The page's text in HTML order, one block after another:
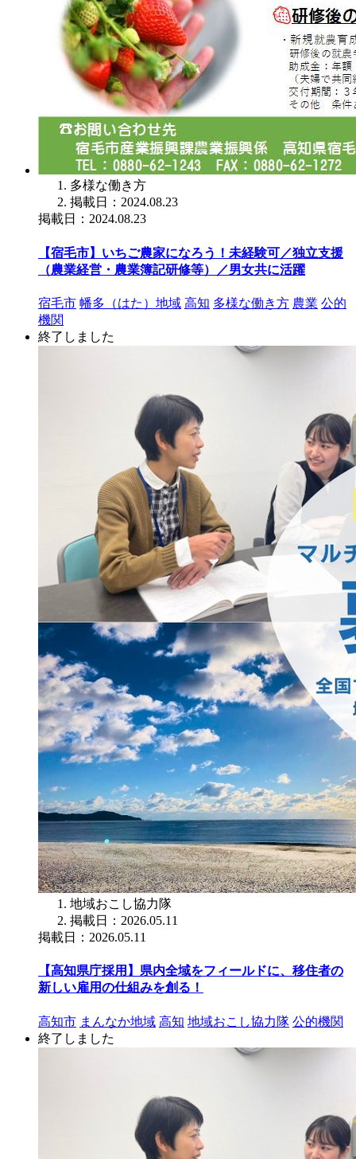
多様な働き方
掲載日：2024.08.23
掲載日：2024.08.23
【宿毛市】いちご農家になろう！未経験可／独立支援
（農業経営・農業簿記研修等）／男女共に活躍
宿毛市 幡多（はた）地域 高知 多様な働き方 農業 公的
機関
終了しました
地域おこし協力隊
掲載日：2026.05.11
掲載日：2026.05.11
【高知県庁採用】県内全域をフィールドに、移住者の
新しい雇用の仕組みを創る！
高知市 まんなか地域 高知 地域おこし協力隊 公的機関
終了しました